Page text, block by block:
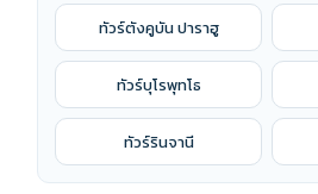
ทัวร์ตังคูบัน ปาราฮู
ทัวร์บุโรพุทโธ
ทัวร์รินจานี